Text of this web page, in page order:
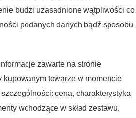
budzi uzasadnione wątpliwości co
podanych danych bądź sposobu
zawarte na stronie
kupowanym towarze w momencie
cena, charakterystyka
wchodzące w skład zestawu,